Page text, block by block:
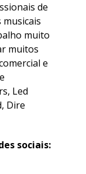
de
musicais
muito
muitos
e
Led
Dire
sociais: